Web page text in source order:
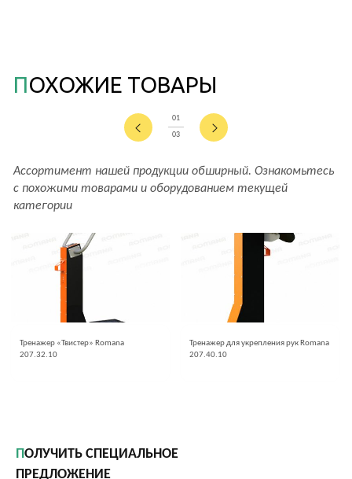
ПОХОЖИЕ ТОВАРЫ
Ассортимент нашей продукции обширный. Ознакомьтесь
с похожими товарами и оборудованием текущей
категории
01
03
Тренажер «Твистер» Romana
207.32.10
Тренажер для укрепления рук Romana
207.40.10
ПОЛУЧИТЬ СПЕЦИАЛЬНОЕ
ПРЕДЛОЖЕНИЕ